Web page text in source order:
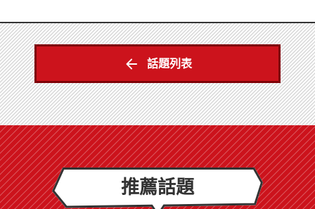
話題列表
推薦話題